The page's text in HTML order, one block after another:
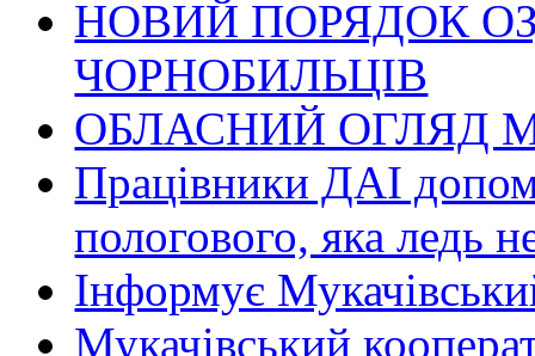
НОВИЙ ПОРЯДОК
ЧОРНОБИЛЬЦІВ
ОБЛАСНИЙ ОГЛЯД
Працівники ДАІ
пологового, яка ледь
Інформує
Мукачівський